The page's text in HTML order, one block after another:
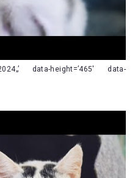
data-height=’465′ data-